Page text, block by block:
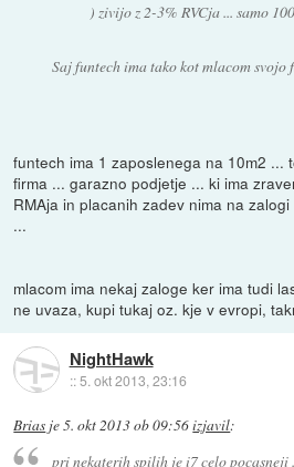
) zivijo z 2-3% RVCja ... samo
Saj funtech ima tako kot mlacom svojo
funtech ima 1 zaposlenega na 10m2 ...
firma ... garazno podjetje ... ki ima
RMAja in placanih zadev nima na
...
mlacom ima nekaj zaloge ker ima tudi
ne uvaza, kupi tukaj oz. kje v evropi,
NightHawk
::5. okt 2013, 23:16
Brias je5. okt 2013 ob 09:56izjavil:
pri nekaterih spilih je i7 celo pocasneji